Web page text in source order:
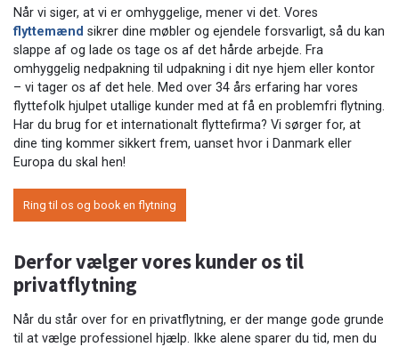
Når vi siger, at vi er omhyggelige, mener vi det. Vores
flyttemænd sikrer dine møbler og ejendele forsvarligt, så du kan
slappe af og lade os tage os af det hårde arbejde. Fra
omhyggelig nedpakning til udpakning i dit nye hjem eller kontor
– vi tager os af det hele. Med over 34 års erfaring har vores
flyttefolk hjulpet utallige kunder med at få en problemfri flytning.
Har du brug for et internationalt flyttefirma? Vi sørger for, at
dine ting kommer sikkert frem, uanset hvor i Danmark eller
Europa du skal hen!
Ring til os og book en flytning
Derfor vælger vores kunder os til
privatflytning
Når du står over for en privatflytning, er der mange gode grunde
til at vælge professionel hjælp. Ikke alene sparer du tid, men du